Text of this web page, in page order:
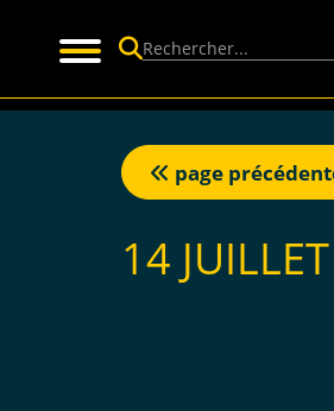
page
14